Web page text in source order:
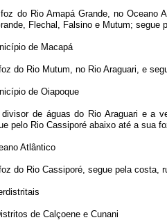
do Rio Amapá Grande, no Oceano
Flechal, Falsino e Mutum;
de Macapá
do Rio Mutum, no Rio Araguari, e
de Oiapoque
de águas do Rio Araguari e a
pelo Rio Cassiporé abaixo até a sua
Atlântico
do Rio Cassiporé, segue pela costa,
de Calçoene e Cunani